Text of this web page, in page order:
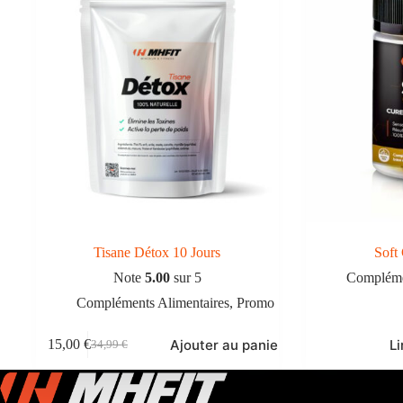
Tisane Détox 10 Jours
Note 5.00sur 5
Compléments Alimentaires, Promo
34,99€
Le
prix
initial
était :
15,00 €Le
prix
actuel
est :
Ajouter au panier
Soft